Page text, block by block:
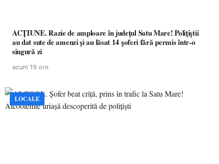
ACȚIUNE. Razie de amploare în județul Satu Mare! Polițiștii
au dat sute de amenzi și au lăsat 14 șoferi fără permis într-o
singură zi
acum 19 ore
LOCALE